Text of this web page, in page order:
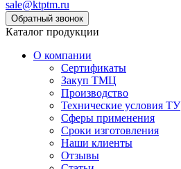
sale@ktptm.ru
Каталог продукции
О компании
Сертификаты
Закуп ТМЦ
Производство
Технические условия ТУ
Сферы применения
Сроки изготовления
Наши клиенты
Отзывы